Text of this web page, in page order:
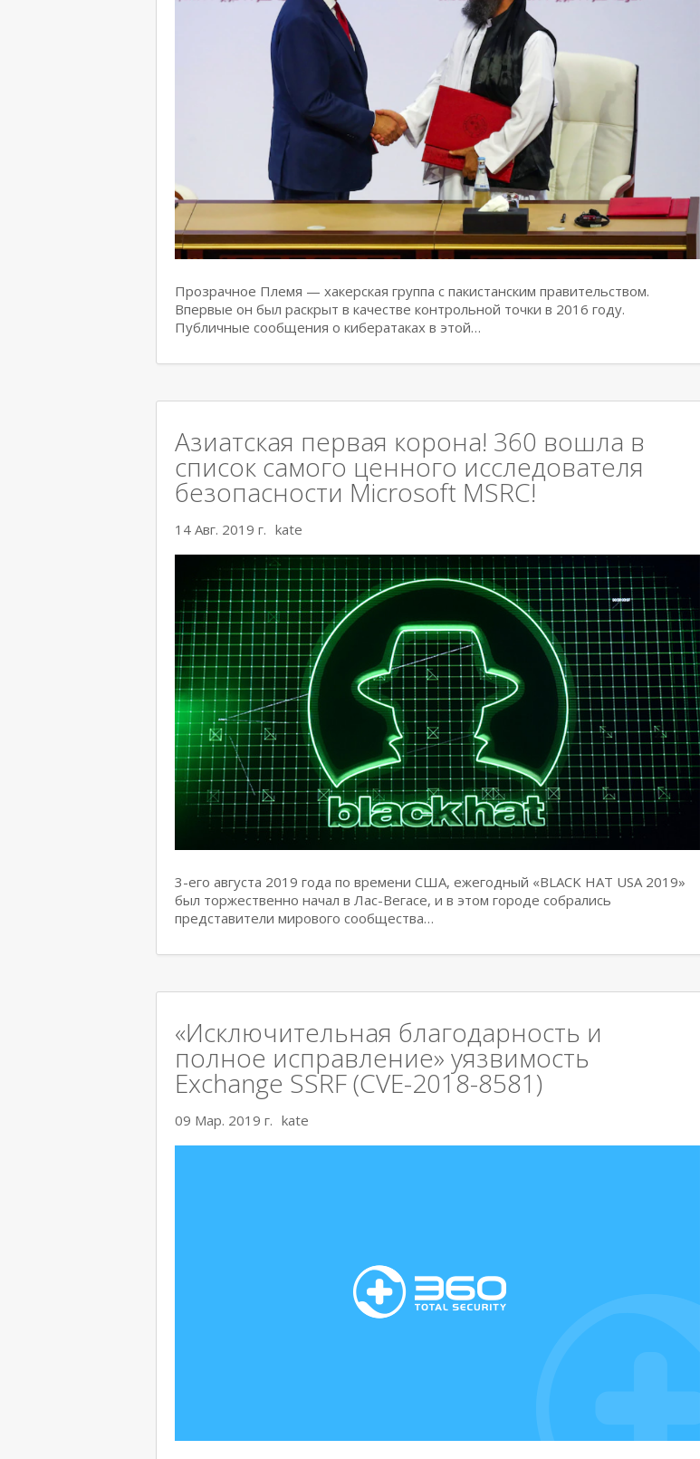
Прозрачное Племя — хакерская группа с пакистанским правительством.
Впервые он был раскрыт в качестве контрольной точки в 2016 году.
Публичные сообщения о кибератаках в этой…
Азиатская первая корона! 360 вошла в
список самого ценного исследователя
безопасности Microsoft MSRC!
14 Авг. 2019 г. kate
3-его августа 2019 года по времени США, ежегодный «BLACK HAT USA 2019»
был торжественно начал в Лас-Вегасе, и в этом городе собрались
представители мирового сообщества…
«Исключительная благодарность и
полное исправление» уязвимость
Exchange SSRF (CVE-2018-8581)
09 Мар. 2019 г. kate